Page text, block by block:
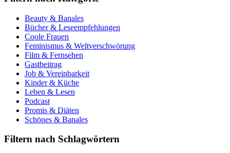
Beauty & Banales
Bücher & Leseempfehlungen
Coole Frauen
Feminismus & Weltverschwörung
Film & Fernsehen
Gastbeitrag
Job & Vereinbarkeit
Kinder & Küche
Leben & Lesen
Podcast
Promis & Diäten
Schönes & Banales
Filtern nach Schlagwörtern